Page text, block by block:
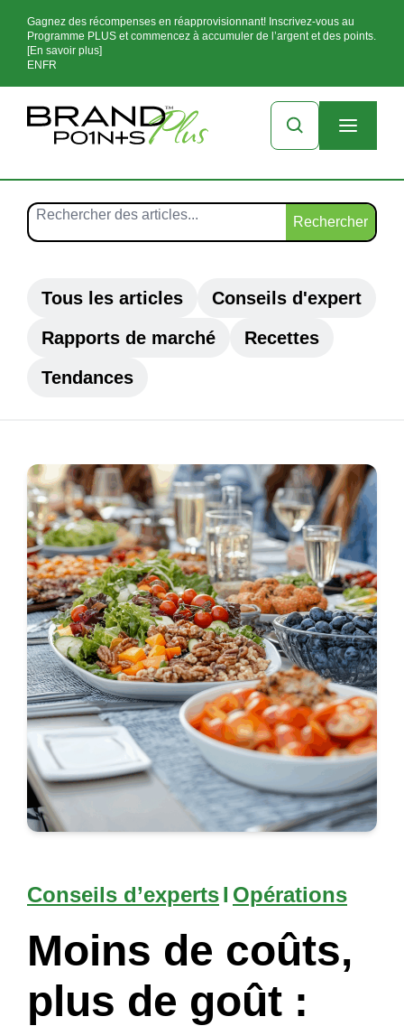
Gagnez des récompenses en réapprovisionnant! Inscrivez-vous au
Programme PLUS et commencez à accumuler de l’argent et des points.
[En savoir plus]
EN FR
Rechercher
Tous les articles
Conseils d'expert
Rapports de marché
Recettes
Tendances
Conseils d’expertsI Opérations
Moins de coûts,
plus de goût :